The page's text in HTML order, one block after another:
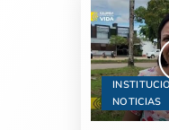
NOTICIAS